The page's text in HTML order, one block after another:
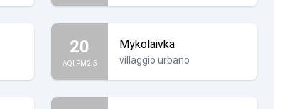
20
AQI PM2.5
Mykolaivka
villaggio urbano